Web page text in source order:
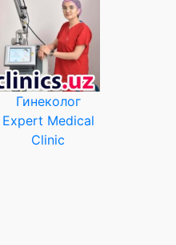
Гинеколог
Expert Medical
Clinic